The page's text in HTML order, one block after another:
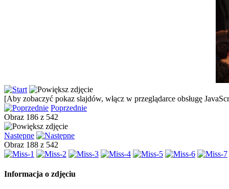
[Aby zobaczyć pokaz slajdów, włącz w przeglądarce obsługę
Poprzednie
Obraz 186 z 542
Następne
Obraz 188 z 542
Informacja o zdjęciu